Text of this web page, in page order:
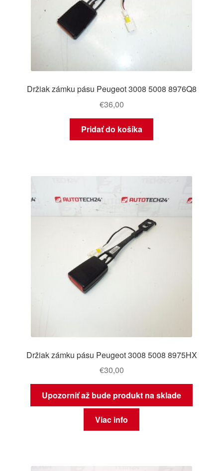
Držiak zámku pásu Peugeot 3008 5008 8976Q8
€36,00
Pridať do košíka
Držiak zámku pásu Peugeot 3008 5008 8975HX
€30,00
Upozorniť až bude produkt na sklade
Viac info